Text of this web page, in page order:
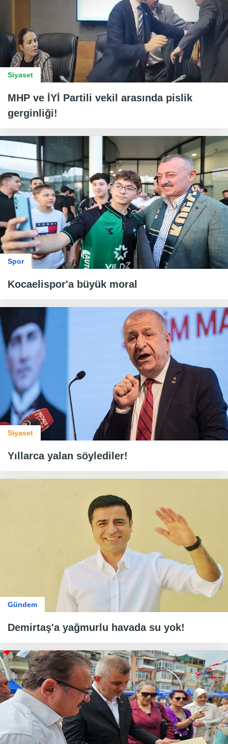
Siyaset
MHP ve İYİ Partili vekil arasında pislik
gerginliği!
Spor
Kocaelispor'a büyük moral
Siyaset
Yıllarca yalan söylediler!
Gündem
Demirtaş'a yağmurlu havada su yok!